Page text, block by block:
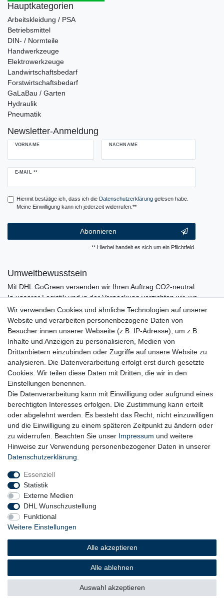
Hauptkategorien
Arbeitskleidung / PSA
Betriebsmittel
DIN- / Normteile
Handwerkzeuge
Elektrowerkzeuge
Landwirtschaftsbedarf
Forstwirtschaftsbedarf
GaLaBau / Garten
Hydraulik
Pneumatik
Newsletter-Anmeldung
VORNAME NACHNAME
E-MAIL **
Newsletter
Hiermit bestätige ich, dass ich die Daten­schutz­erklärunggelesen habe.
Meine Einwilligung kann ich jederzeit widerrufen.**
Abonnieren
** Hierbei handelt es sich um ein Pflichtfeld.
Umweltbewusstsein
Mit DHL GoGreen versenden wir Ihren Auftrag CO2-neutral.
In unserer Logistik und in der Verpackung verzichten wir, wo
immer es möglich ist, auf den Einsatz von Kunststoffen und
Plastik.
Widerrufs­recht
Daten­schutz­erklärung AGB Barrierefreiheitserklärung
Wir verwenden Cookies und ähnliche Technologien auf unserer
Website und verarbeiten personenbezogene Daten von
Besucher:innen unserer Webseite (z.B. IP-Adresse), um z.B.
Inhalte und Anzeigen zu personalisieren, Medien von
Drittanbietern einzubinden oder Zugriffe auf unsere Website zu
analysieren. Die Datenverarbeitung erfolgt erst durch gesetzte
Cookies. Wir teilen diese Daten mit Dritten, die wir in den
Einstellungen benennen.
Die Datenverarbeitung kann mit Einwilligung oder aufgrund eines
berechtigten Interesses erfolgen. Die Zustimmung kann erteilt
oder abgelehnt werden. Es besteht das Recht, nicht einzuwilligen
und die Einwilligung zu einem späteren Zeitpunkt zu ändern oder
zu widerrufen. Beachten Sie unser Impressum und weitere
Hinweise zur Verwendung personenbezogener Daten in unserer
Daten­schutz­erklärung
Essenziell
Statistik
Externe Medien
DHL Wunschzustellung
Funktional
Weitere Einstellungen
Alle akzeptieren
Alle ablehnen
Auswahl akzeptieren